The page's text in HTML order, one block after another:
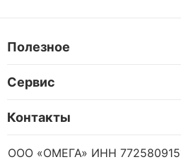
Полезное
Сервис
Контакты
ООО «ОМЕГА» ИНН